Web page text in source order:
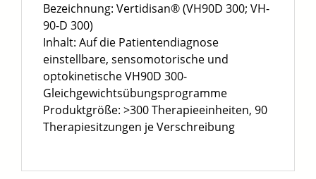
Bezeichnung: Vertidisan® (VH90D 300; VH-
90-D 300)
Inhalt: Auf die Patientendiagnose
einstellbare, sensomotorische und
optokinetische VH90D 300-
Gleichgewichtsübungsprogramme
Produktgröße: >300 Therapieeinheiten, 90
Therapiesitzungen je Verschreibung